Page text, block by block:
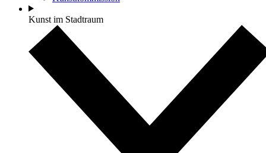
Kunst im Stadtraum